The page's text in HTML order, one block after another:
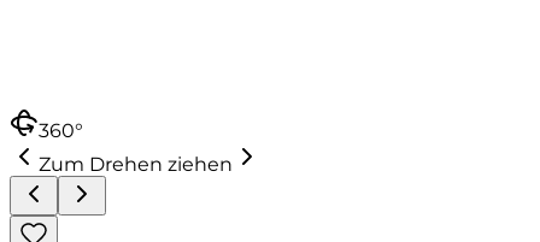
360°
Zum Drehen ziehen